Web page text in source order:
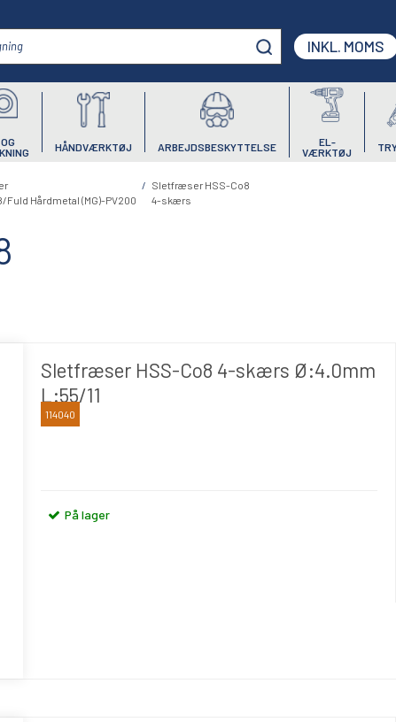
INKL. MOMS
HÅNDVÆRKTØJ ARBEJDSBESKYTTELSE
EL-
VÆRKTØJ
Fuld Hårdmetal (MG)-PV200
/ Sletfræser HSS-Co8
4-skærs
Sletfræser HSS-Co8 4-skærs Ø:4.0mm
L:55/11
OSAWA
114040
På lager